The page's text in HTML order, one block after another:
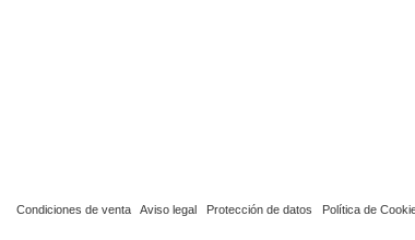
Condiciones de venta Aviso legal Protección de datos Política de